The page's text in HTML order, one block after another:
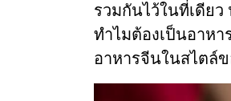
รวมกันไว้ในที่เดีย
ทำไมต้องเป็นอาห
อาหารจีนในสไตล์ข